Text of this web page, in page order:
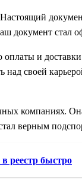
документ
и
над своей
компаниях.
верным
реестр быстро